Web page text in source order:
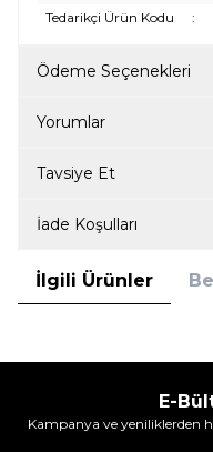
Tedarikçi Ürün Kodu
:
Ödeme Seçenekleri
Yorumlar
Tavsiye Et
İade Koşulları
İlgili Ürünler
E-
Kampanya ve yeniliklerden